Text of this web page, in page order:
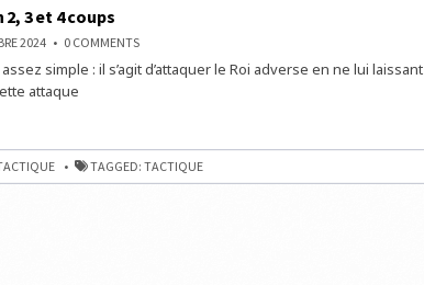
3 et 4 coups
2024 0 COMMENTSON
3
3
ET
4
COUPS
simple : il s’agit d’attaquer le Roi adverse en ne lui laissant
attaque
TAGGED: TACTIQUE